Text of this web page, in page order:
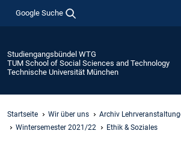
Google Suche
Studiengangsbündel WTG
TUM School of Social Sciences and Technology
Technische Universität München
Startseite Wir über uns
Archiv
Wintersemester 2021/22
Ethik & Soziales